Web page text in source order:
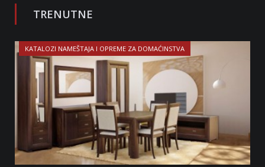
TRENUTNE
KATALOZI NAMEŠTAJA I OPREME ZA DOMAĆINSTVA